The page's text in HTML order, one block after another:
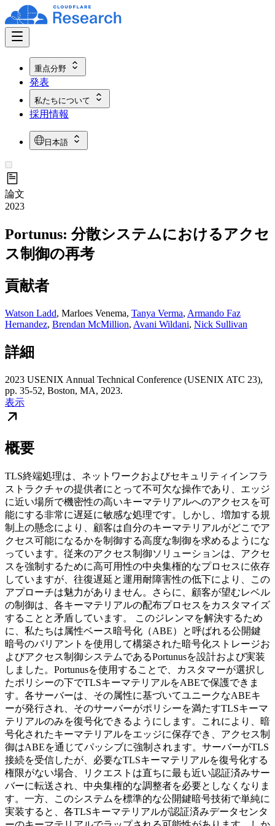
重点分野
発表
私たちについて
採用情報
日本語
論文
2023
Portunus: 分散システムにおけるアクセ
ス制御の再考
貢献者
Watson Ladd, Marloes Venema, Tanya Verma, Armando Faz
Hernandez, Brendan McMillion, Avani Wildani, Nick Sullivan
詳細
2023 USENIX Annual Technical Conference (USENIX ATC 23),
pp. 35-52, Boston, MA, 2023.
表示
概要
TLS終端処理は、ネットワークおよびセキュリティインフラ
ストラクチャの提供者にとって不可欠な操作であり、エッジ
に近い場所で機密性の高いキーマテリアルへのアクセスを可
能にする非常に遅延に敏感な処理です。しかし、増加する規
制上の懸念により、顧客は自分のキーマテリアルがどこでア
クセス可能になるかを制御する高度な制御を求めるようにな
っています。従来のアクセス制御ソリューションは、アクセ
スを強制するために高可用性の中央集権的なプロセスに依存
していますが、往復遅延と運用耐障害性の低下により、この
アプローチは魅力がありません。さらに、顧客が望むレベル
の制御は、各キーマテリアルの配布プロセスをカスタマイズ
することと矛盾しています。 このジレンマを解決するため
に、私たちは属性ベース暗号化（ABE）と呼ばれる公開鍵
暗号のバリアントを使用して構築された暗号化ストレージお
よびアクセス制御システムであるPortunusを設計および実装
しました。Portunusを使用することで、カスタマーが選択し
たポリシーの下でTLSキーマテリアルをABEで保護できま
す。各サーバーは、その属性に基づいてユニークなABEキ
ーが発行され、そのサーバーがポリシーを満たすTLSキーマ
テリアルのみを復号化できるようにします。これにより、暗
号化されたキーマテリアルをエッジに保存でき、アクセス制
御はABEを通じてパッシブに強制されます。サーバーがTLS
接続を受信したが、必要なTLSキーマテリアルを復号化する
権限がない場合、リクエストは直ちに最も近い認証済みサー
バーに転送され、中央集権的な調整者を必要としなくなりま
す。一方、このシステムを標準的な公開鍵暗号技術で単純に
実装すると、各TLSキーマテリアルが認証済みデータセンタ